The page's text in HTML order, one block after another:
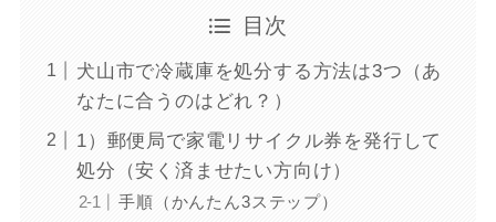
目次
犬山市で冷蔵庫を処分する方法は3つ（あ
なたに合うのはどれ？）
1）郵便局で家電リサイクル券を発行して
処分（安く済ませたい方向け）
手順（かんたん3ステップ）